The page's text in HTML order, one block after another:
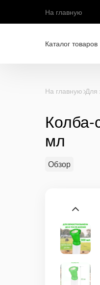
На главную
Каталог товаров
На главную Для
Колба-
мл
Обзор